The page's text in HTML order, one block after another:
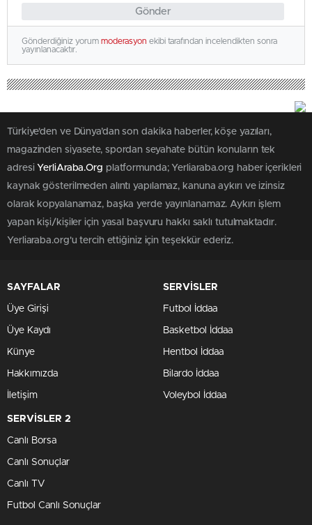
Gönder
Gönderdiğiniz yorum moderasyon ekibi tarafından incelendikten sonra
yayınlanacaktır.
Türkiye'den ve Dünya’dan son dakika haberler, köşe yazıları,
magazinden siyasete, spordan seyahate bütün konuların tek
adresi YerliAraba.Org platformunda; Yerliaraba.org haber içerikleri
kaynak gösterilmeden alıntı yapılamaz, kanuna aykırı ve izinsiz
olarak kopyalanamaz, başka yerde yayınlanamaz. Aykırı işlem
yapan kişi/kişiler için yasal başvuru hakkı saklı tutulmaktadır.
Yerliaraba.org'u tercih ettiğiniz için teşekkür ederiz.
SAYFALAR
Üye Girişi
Üye Kaydı
Künye
Hakkımızda
İletişim
SERVİSLER
Futbol İddaa
Basketbol İddaa
Hentbol İddaa
Bilardo İddaa
Voleybol İddaa
SERVİSLER 2
Canlı Borsa
Canlı Sonuçlar
Canlı TV
Futbol Canlı Sonuçlar